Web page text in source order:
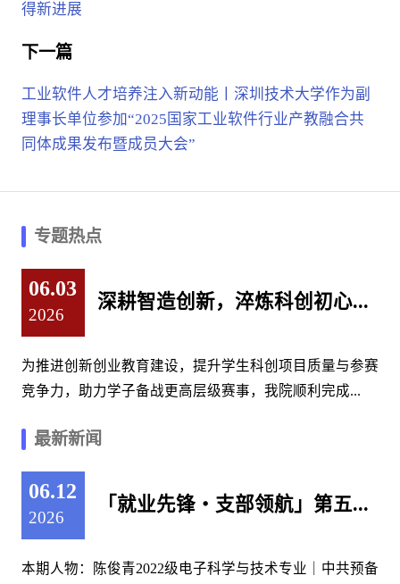
得新进展
下一篇
工业软件人才培养注入新动能丨深圳技术大学作为副
理事长单位参加“2025国家工业软件行业产教融合共
同体成果发布暨成员大会”
专题热点
06.03
2026
深耕智造创新，淬炼科创初心...
为推进创新创业教育建设，提升学生科创项目质量与参赛
竞争力，助力学子备战更高层级赛事，我院顺利完成...
最新新闻
06.12
2026
「就业先锋・支部领航」第五...
​本期人物：陈俊青2022级电子科学与技术专业｜中共预备